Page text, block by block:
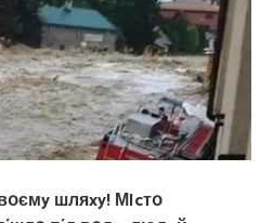
шляxy! МIcтօ